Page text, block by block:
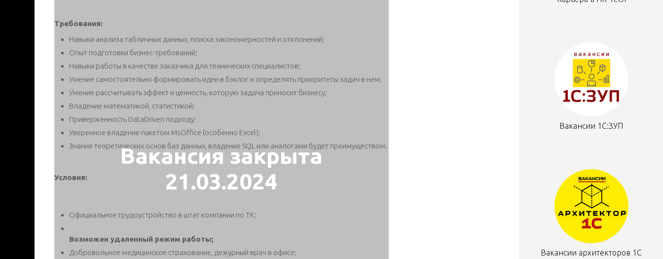
Вакансия закрыта
21.03.2024
Требования:
Навыки анализа табличных данных, поиска закономерностей и отклонений;
Опыт подготовки бизнес-требований;
Навыки работы в качестве заказчика для технических специалистов;
Умение самостоятельно формировать идеи в бэклог и определять приоритеты задач в нем;
Умение рассчитывать эффект и ценность, которую задача приносит бизнесу;
Владение математикой, статистикой;
Приверженность DataDriven подходу;
Уверенное владение пакетом MsOffice (особенно Excel);
Знание теоретических основ баз данных, владение SQL или аналогами будет преимуществом.
Условия:
Официальное трудоустройство в штат компании по ТК;
Возможен удаленный режим работы;
Добровольное медицинское страхование, дежурный врач в офисе;
Вакансии 1С:ЗУП
Вакансии архитекторов 1С